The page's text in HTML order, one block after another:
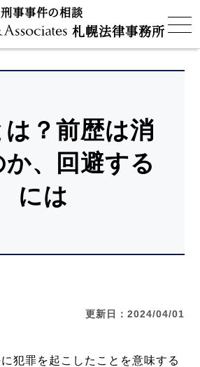
事事件の相談
札幌法律事務所
？前歴は消
、回避する
には
更新日：2024/04/01
に犯罪を起こしたことを意味する